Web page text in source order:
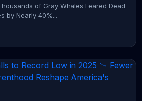
of Gray Whales Feared Dead
by Nearly 40%...